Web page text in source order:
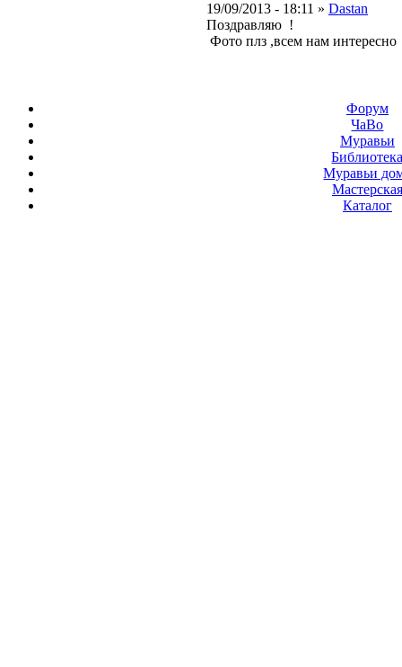
19/09/2013 - 18:11 » Dastan
Поздравляю !
Фото плз ,всем нам интересно
Форум
ЧаВо
Муравьи
Муравьи
Мастерская
Каталог